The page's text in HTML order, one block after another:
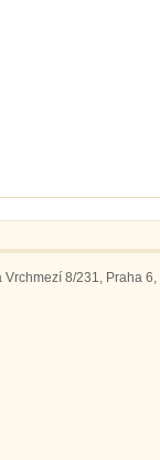
8/231, Praha